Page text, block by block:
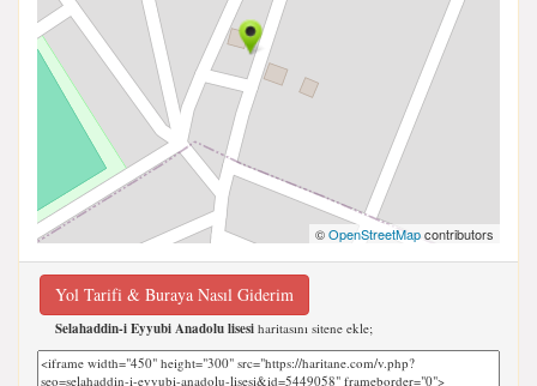
©OpenStreetMapcontributors
Yol Tarifi & Buraya Nasıl Giderim
Selahaddin-i Eyyubi Anadolu lisesi haritasını sitene ekle;